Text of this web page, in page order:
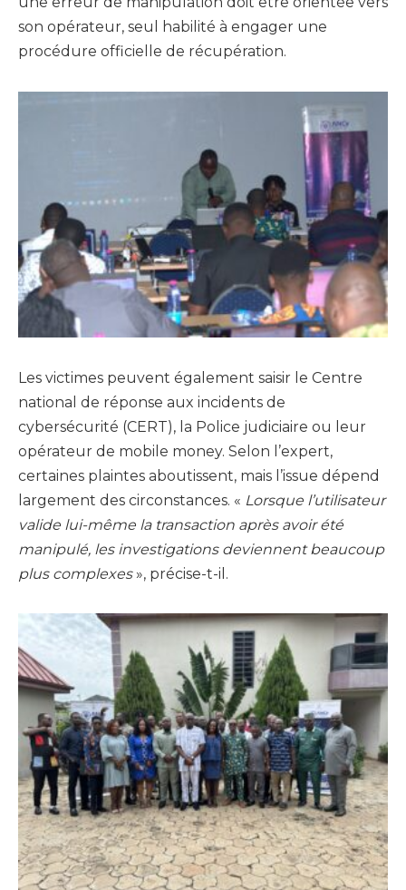
son opérateur, seul habilité à engager une
procédure officielle de récupération.
Les victimes peuvent également saisir le Centre
national de réponse aux incidents de
cybersécurité (CERT), la Police judiciaire ou leur
opérateur de mobile money. Selon l’expert,
certaines plaintes aboutissent, mais l’issue dépend
largement des circonstances. « Lorsque l’utilisateur
valide lui-même la transaction après avoir été
manipulé, les investigations deviennent beaucoup
plus complexes», précise-t-il.